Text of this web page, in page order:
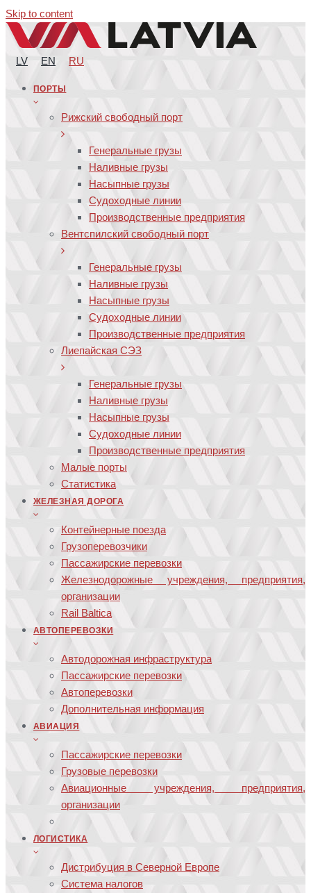
Skip to content
LV EN RU
ПОРТЫ
Рижский свободный порт
Генеральные грузы
Наливные грузы
Насыпные грузы
Судоходные линии
Производственные предприятия
Вентспилский свободный порт
Генеральные грузы
Наливные грузы
Насыпные грузы
Судоходные линии
Производственные предприятия
Лиепайская СЭЗ
Генеральные грузы
Наливные грузы
Насыпные грузы
Судоходные линии
Производственные предприятия
Малые порты
Статистика
ЖЕЛЕЗНАЯ ДОРОГА
Контейнерные поезда
Грузоперевозчики
Пассажирские перевозки
Железнодорожные учреждения, предприятия,
организации
Rail Baltica
АВТОПЕРЕВОЗКИ
Автодорожная инфраструктура
Пассажирские перевозки
Автоперевозки
Дополнительная информация
АВИАЦИЯ
Пассажирские перевозки
Грузовые перевозки
Авиационные учреждения, предприятия,
организации
ЛОГИСТИКА
Дистрибуция в Северной Европе
Система налогов